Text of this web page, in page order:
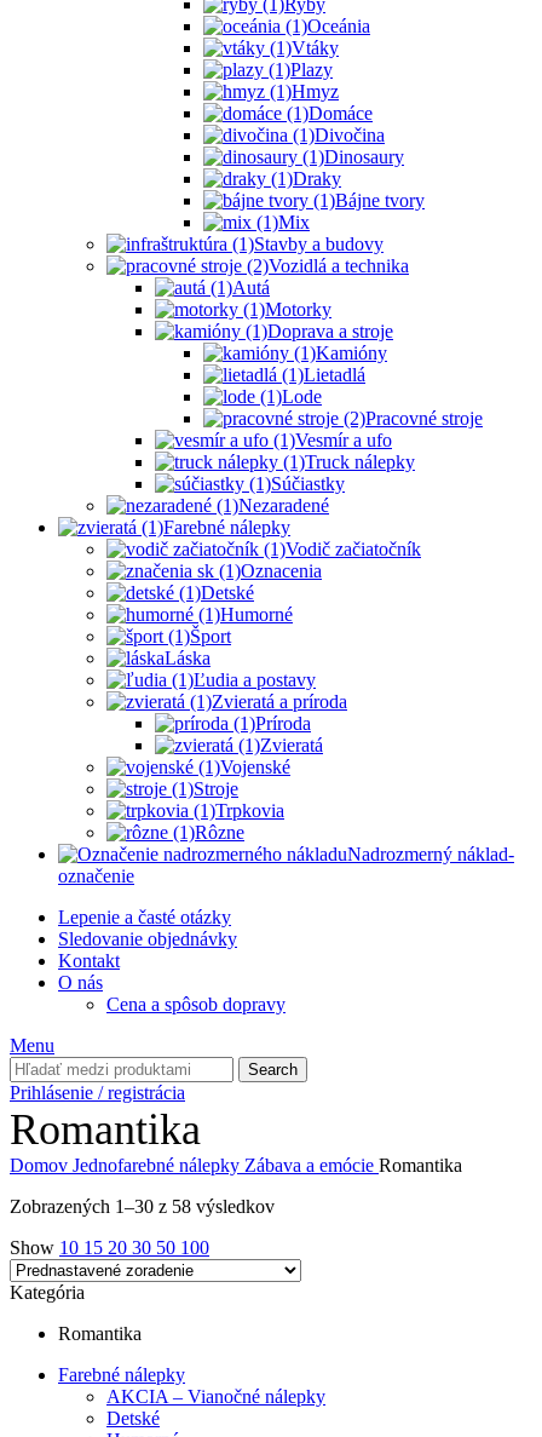
Ryby
Oceánia
Vtáky
Plazy
Hmyz
Domáce
Divočina
Dinosaury
Draky
Bájne tvory
Mix
Stavby a budovy
Vozidlá a technika
Autá
Motorky
Doprava a stroje
Kamióny
Lietadlá
Lode
Pracovné stroje
Vesmír a ufo
Truck nálepky
Súčiastky
Nezaradené
Farebné nálepky
Vodič začiatočník
Oznacenia
Detské
Humorné
Šport
Láska
Ľudia a postavy
Zvieratá a príroda
Príroda
Zvieratá
Vojenské
Stroje
Trpkovia
Rôzne
Nadrozmerný náklad-
označenie
Lepenie a časté otázky
Sledovanie objednávky
Kontakt
O nás
Cena a spôsob dopravy
Menu
Search
Prihlásenie / registrácia
Romantika
Domov Jednofarebné nálepky Zábava a emócie Romantika
Zobrazených 1–30 z 58 výsledkov
Show 10 15 20 30 50 100
Kategória
Romantika
Farebné nálepky
AKCIA – Vianočné nálepky
Detské